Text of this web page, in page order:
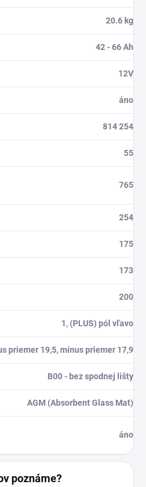
20.6 kg
42 - 66 Ah
12V
áno
814 254
55
765
254
175
173
200
1, (PLUS) pól vľavo
priemer 19,5, mínus priemer 17,9
B00 - bez spodnej lišty
AGM (Absorbent Glass Mat)
áno
poznáme?